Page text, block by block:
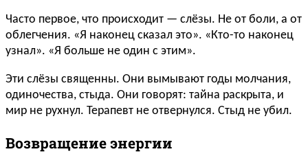
Часто первое, что происходит — слёзы. Не от боли, а от
облегчения. «Я наконец сказал это». «Кто-то наконец
узнал». «Я больше не один с этим».
Эти слёзы священны. Они вымывают годы молчания,
одиночества, стыда. Они говорят: тайна раскрыта, и
мир не рухнул. Терапевт не отвернулся. Стыд не убил.
Возвращение энергии